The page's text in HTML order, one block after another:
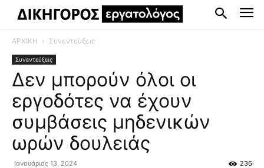
ΑΡΧΙΚΗ Συνεντεύξεις
Συνεντεύξεις
Δεν μπορούν όλοι οι
εργοδότες να έχουν
συμβάσεις μηδενικών
ωρών δουλειάς
Ιανουάριος 13, 2024 236